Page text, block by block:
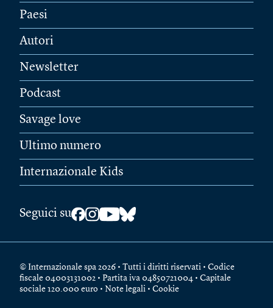
Paesi
Autori
Newsletter
Podcast
Savage love
Ultimo numero
Internazionale Kids
Seguici su
© Internazionale spa 2026 • Tutti i diritti riservati • Codice
fiscale 04003131002 • Partita iva 04850721004 • Capitale
sociale 120.000 euro • Note legali • Cookie